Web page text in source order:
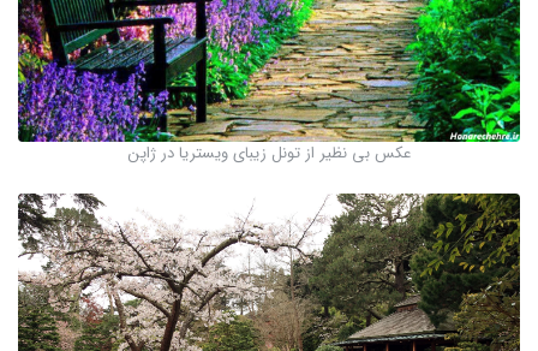
عکس بی نظیر از تونل زیبای ویستریا در ژاپن